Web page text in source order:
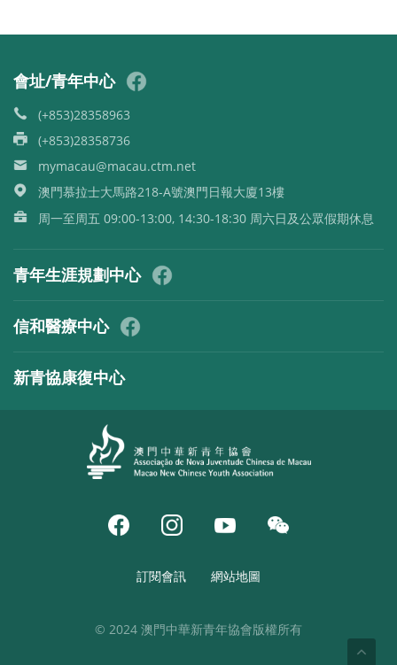
會址/青年中心
(+853)28358963
(+853)28358736
mymacau@macau.ctm.net
澳門慕拉士大馬路218-A號澳門日報大廈13樓
周一至周五 09:00-13:00, 14:30-18:30 周六日及公眾假期休息
青年生涯規劃中心
信和醫療中心
新青協康復中心
訂閱會訊 網站地圖
© 2024 澳門中華新青年協會版權所有